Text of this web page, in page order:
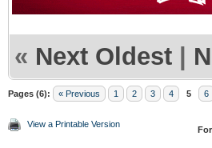
« Next Oldest |
Pages (6): « Previous 1 2 3 4 5 6
View a Printable Version